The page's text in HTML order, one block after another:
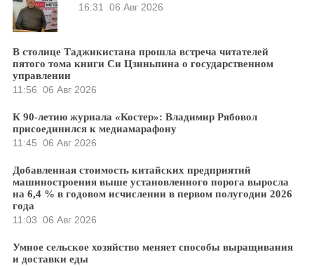
16:31
06 Авг 2026
В столице Таджикистана прошла встреча читателей
пятого тома книги Си Цзиньпина о государственном
управлении
11:56 06 Авг 2026
К 90-летию журнала «Костер»: Владимир Рябовол
присоединился к медиамарафону
11:45 06 Авг 2026
Добавленная стоимость китайских предприятий
машиностроения выше установленного порога выросла
на 6,4 % в годовом исчислении в первом полугодии 2026
года
11:03 06 Авг 2026
Умное сельское хозяйство меняет способы выращивания
и доставки еды